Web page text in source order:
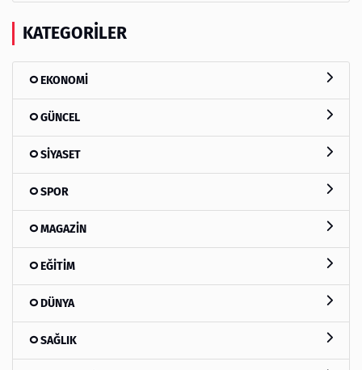
KATEGORILER
EKONOMİ
GÜNCEL
SİYASET
SPOR
MAGAZİN
EĞİTİM
DÜNYA
SAĞLIK